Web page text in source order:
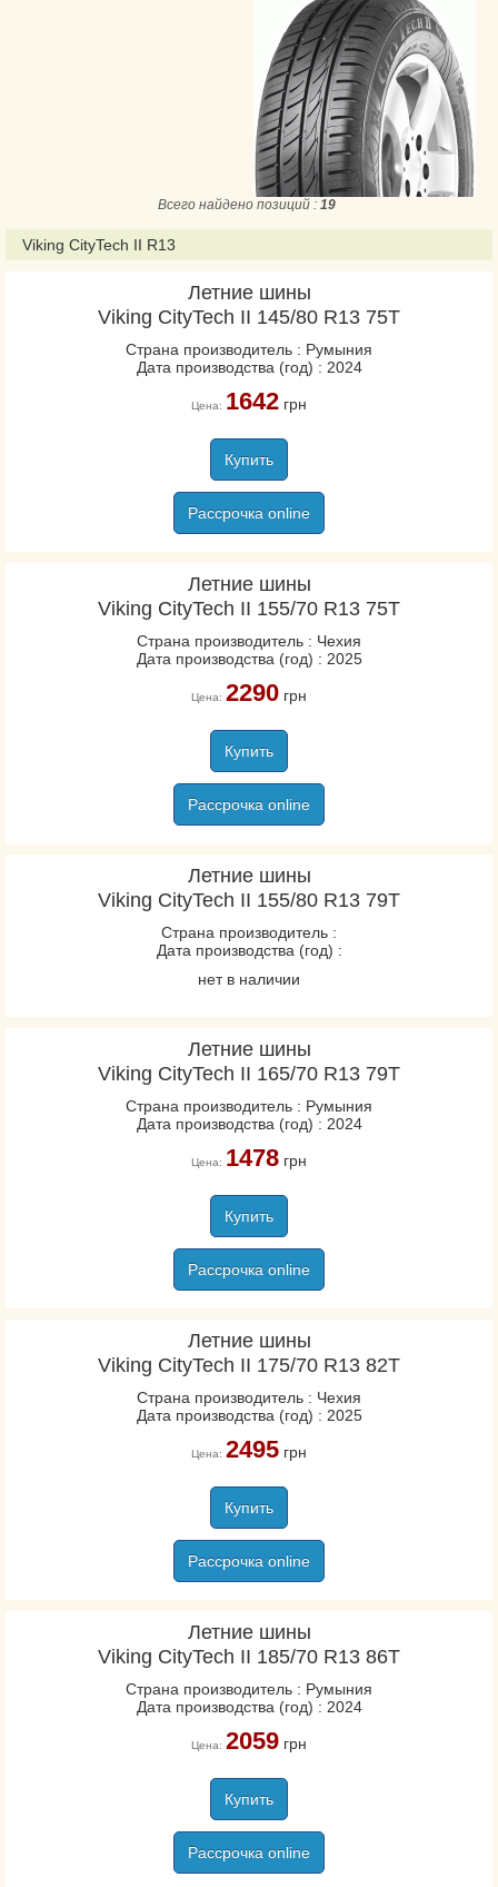
Всего найдено позиций : 19
Viking CityTech II R13
Летние шины
Viking CityTech II 145/80 R13 75T
Страна производитель : Румыния
Дата производства (год) : 2024
Цена: 1642грн
Купить
Рассрочка online
Летние шины
Viking CityTech II 155/70 R13 75T
Страна производитель : Чехия
Дата производства (год) : 2025
Цена: 2290грн
Купить
Рассрочка online
Летние шины
Viking CityTech II 155/80 R13 79T
Страна производитель :
Дата производства (год) :
нет в наличии
Летние шины
Viking CityTech II 165/70 R13 79T
Страна производитель : Румыния
Дата производства (год) : 2024
Цена: 1478грн
Купить
Рассрочка online
Летние шины
Viking CityTech II 175/70 R13 82T
Страна производитель : Чехия
Дата производства (год) : 2025
Цена: 2495грн
Купить
Рассрочка online
Летние шины
Viking CityTech II 185/70 R13 86T
Страна производитель : Румыния
Дата производства (год) : 2024
Цена: 2059грн
Купить
Рассрочка online